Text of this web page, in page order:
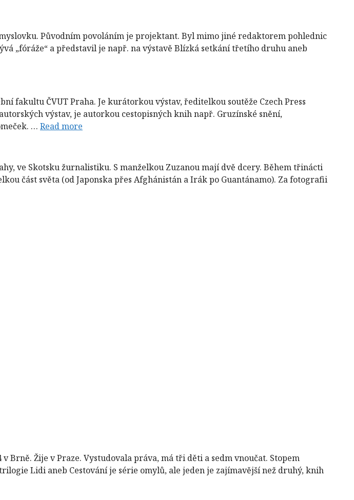
Původním povoláním je projektant. Byl mimo jiné redaktorem pohlednic
„fóráže“ a představil je např. na výstavě Blízká setkání třetího druhu aneb
fakultu ČVUT Praha. Je kurátorkou výstav, ředitelkou soutěže Czech Press
výstav, je autorkou cestopisných knih např. Gruzínské snění,
… Read more
ve Skotsku žurnalistiku. S manželkou Zuzanou mají dvě dcery. Během třinácti
část světa (od Japonska přes Afghánistán a Irák po Guantánamo). Za fotografii
Brně. Žije v Praze. Vystudovala práva, má tři děti a sedm vnoučat. Stopem
Lidi aneb Cestování je série omylů, ale jeden je zajímavější než druhý, knih